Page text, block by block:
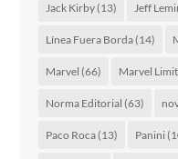
Jack Kirby(13) Jeff
Línea Fuera Borda(14)
Marvel (66) Marvel
Norma Editorial (63)
Paco Roca(13) Panini